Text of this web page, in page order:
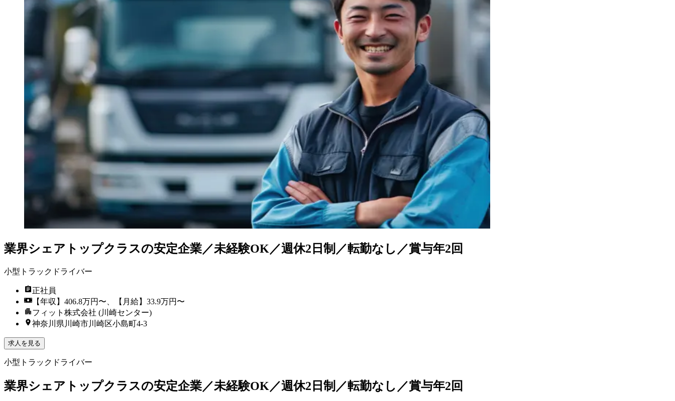
業界シェアトップクラスの安定企業／未経験OK／週休2日制／転勤なし／賞与年2回
小型トラックドライバー
正社員
【年収】406.8万円〜、【月給】33.9万円〜
フィット株式会社 (川崎センター)
神奈川県川崎市川崎区小島町4-3
求人を見る
小型トラックドライバー
業界シェアトップクラスの安定企業／未経験OK／週休2日制／転勤なし／賞与年2回